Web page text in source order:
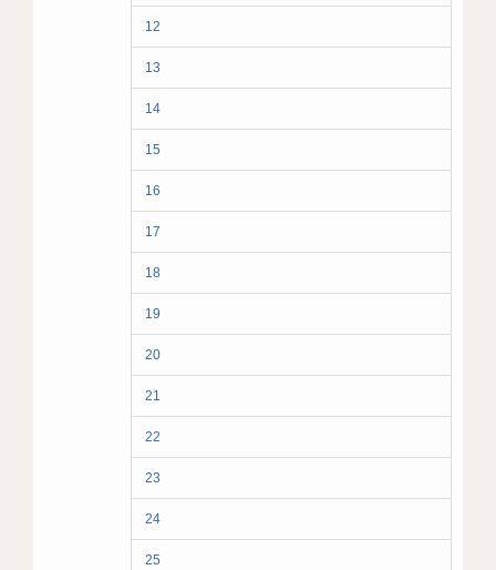
12
13
14
15
16
17
18
19
20
21
22
23
24
25